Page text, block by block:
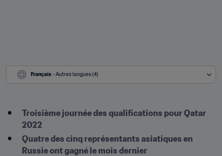
Français - Autres langues (4)
Troisième journée des qualifications pour Qatar
2022
Quatre des cinq représentants asiatiques en
Russie ont gagné le mois dernier